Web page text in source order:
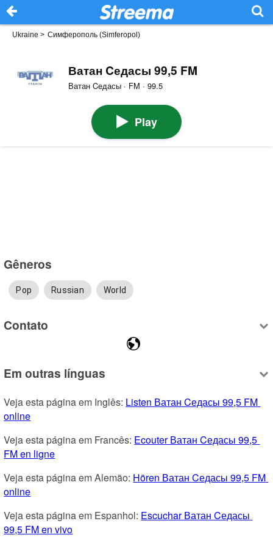
Ukraine > Симферополь (Simferopol)
Ватан Cедасы 99,5 FM
Ватан Cедасы · FM · 99.5
Play
Gêneros
Pop Russian World
Contato
Em outras línguas
Veja esta página em Inglês: Listen Ватан Cедасы 99,5 FM
online
Veja esta página em Francês: Ecouter Ватан Cедасы 99,5
FM en ligne
Veja esta página em Alemão: Hören Ватан Cедасы 99,5 FM
online
Veja esta página em Espanhol: Escuchar Ватан Cедасы
99,5 FM en vivo